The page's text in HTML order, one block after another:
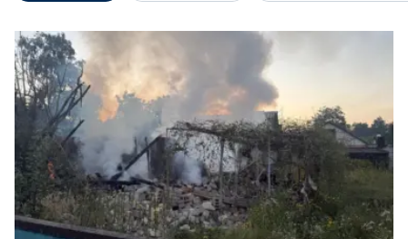
МОЯ НОВОСТЬ
Заголовок новости
+ Добавить
заголовок